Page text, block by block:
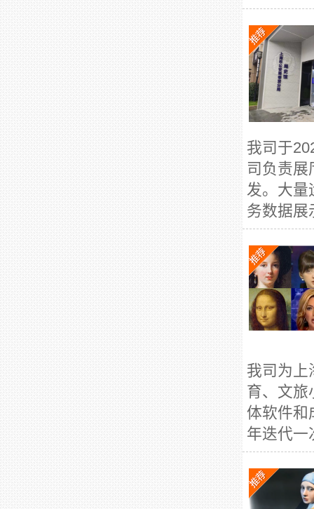
我司于
司负责展
发。大量
务数据展
我司为上
育、文旅
体软件和
年迭代一